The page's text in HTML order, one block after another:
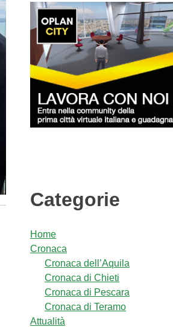
Categorie
Home
Cronaca
Cronaca dell’Aquila
Cronaca di Chieti
Cronaca di Pescara
Cronaca di Teramo
Attualità